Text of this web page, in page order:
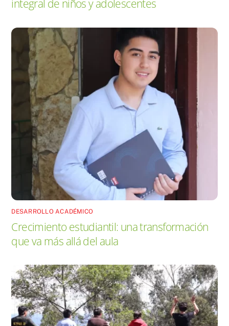
integral de niños y adolescentes
DESARROLLO ACADÉMICO
Crecimiento estudiantil: una transformación
que va más allá del aula